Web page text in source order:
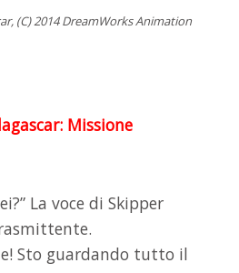
(C) 2014 DreamWorks Animation
Missione
La voce di Skipper
Sto guardando tutto il